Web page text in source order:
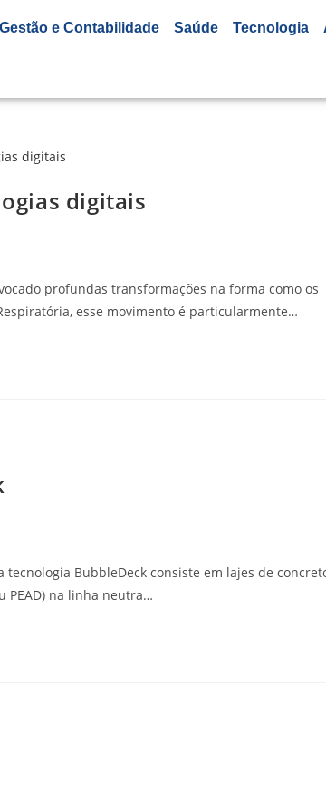
Gestão e Contabilidade Saúde Tecnologia
digitais
profundas transformações na forma como os
esse movimento é particularmente…
BubbleDeck consiste em lajes de
PEAD) na linha neutra…